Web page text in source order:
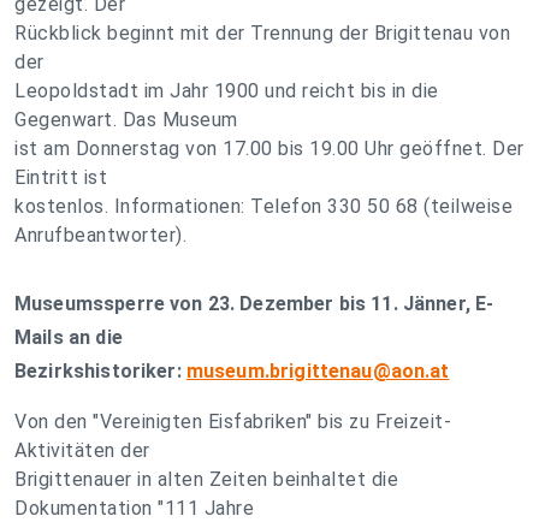
Rückblick beginnt mit der Trennung der Brigittenau von
der
Leopoldstadt im Jahr 1900 und reicht bis in die
Gegenwart. Das Museum
ist am Donnerstag von 17.00 bis 19.00 Uhr geöffnet. Der
Eintritt ist
kostenlos. Informationen: Telefon 330 50 68 (teilweise
Anrufbeantworter).
Museumssperre von 23. Dezember bis 11. Jänner, E-
Mails an die
Bezirkshistoriker: museum.brigittenau@aon.at
Von den "Vereinigten Eisfabriken" bis zu Freizeit-
Aktivitäten der
Brigittenauer in alten Zeiten beinhaltet die
Dokumentation "111 Jahre